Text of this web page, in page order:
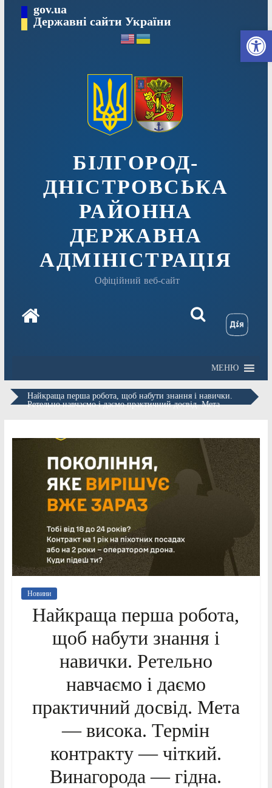
вмісту
gov.ua
Державні сайти України
БІЛГОРОД-
ДНІСТРОВСЬКА
РАЙОННА
ДЕРЖАВНА
АДМІНІСТРАЦІЯ
Офіційний веб-сайт
МЕНЮ
Найкраща перша робота, щоб набути знання і навички.
Ретельно навчаємо і даємо практичний досвід. Мета
Новини
Найкраща перша робота,
щоб набути знання і
навички. Ретельно
навчаємо і даємо
практичний досвід. Мета
— висока. Термін
контракту — чіткий.
Винагорода — гідна.